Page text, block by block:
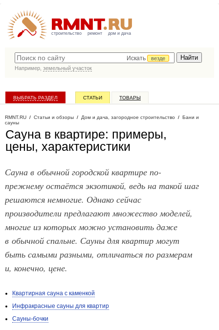
строительство ремонт дом и дача
Искать
везде
Например, земельный участок
ВЫБРАТЬ РАЗДЕЛ СТАТЬИ ТОВАРЫ
RMNT.RU / Статьи и обзоры / Дом и дача, загородное строительство / Бани и
сауны
Сауна в квартире: примеры,
цены, характеристики
Сауна в обычной городской квартире по-
прежнему остаётся экзотикой, ведь на такой шаг
решаются немногие. Однако сейчас
производители предлагают множество моделей,
многие из которых можно установить даже
в обычной спальне. Сауны для квартир могут
быть самыми разными, отличаться по размерам
и, конечно, цене.
Квартирная сауна с каменкой
Инфракрасные сауны для квартир
Сауны-бочки